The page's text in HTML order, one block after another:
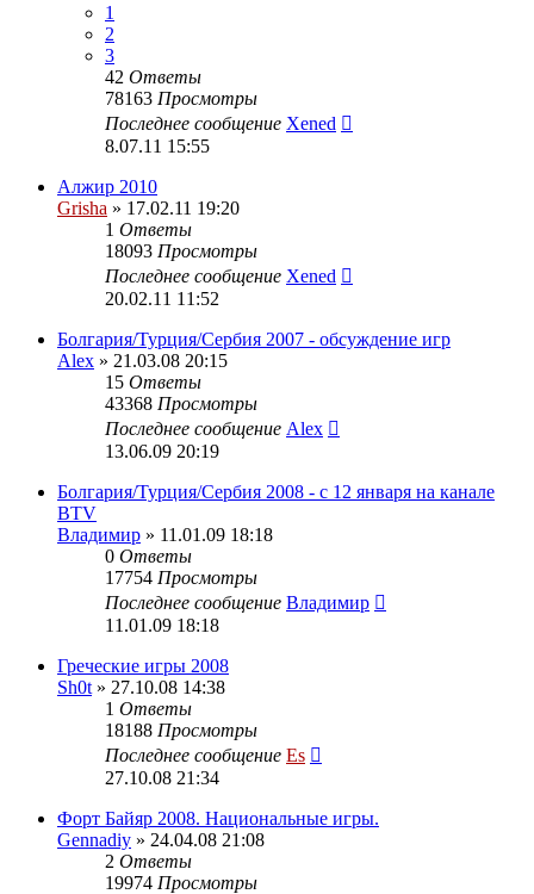
1
2
3
42 Ответы
78163 Просмотры
Последнее сообщение Xened
8.07.11 15:55
Алжир 2010
Grisha » 17.02.11 19:20
1 Ответы
18093 Просмотры
Последнее сообщение Xened
20.02.11 11:52
Болгария/Турция/Сербия 2007 - обсуждение игр
Alex » 21.03.08 20:15
15 Ответы
43368 Просмотры
Последнее сообщение Alex
13.06.09 20:19
Болгария/Турция/Сербия 2008 - c 12 января на канале
BTV
Владимир » 11.01.09 18:18
0 Ответы
17754 Просмотры
Последнее сообщение Владимир
11.01.09 18:18
Греческие игры 2008
Sh0t » 27.10.08 14:38
1 Ответы
18188 Просмотры
Последнее сообщение Es
27.10.08 21:34
Форт Байяр 2008. Национальные игры.
Gennadiy » 24.04.08 21:08
2 Ответы
19974 Просмотры